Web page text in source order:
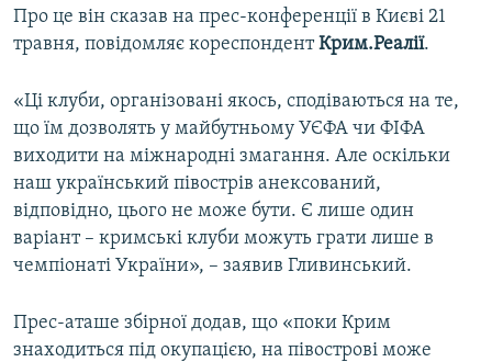
ВІДЕОУРОКИ «ELIFBE»
СВІДЧЕННЯ ОКУПАЦІЇ
УКРАЇНСЬКА ПРОБЛЕМА КРИМУ
ІНФОГРАФІКА
Русский
ДОЛУЧАЙСЯ!
Усі сайти RFE/RL
Про це він сказав на прес-конференції в Києві 21
травня, повідомляє кореспондентКрим.Реалії.
«Ці клуби, організовані якось, сподіваються на те,
що їм дозволять у майбутньому УЄФА чи ФІФА
виходити на міжнародні змагання. Але оскільки
наш український півострів анексований,
відповідно, цього не може бути. Є лише один
варіант – кримські клуби можуть грати лише в
чемпіонаті України», – заявив Гливинський.
Прес-аташе збірної додав, що «поки Крим
знаходиться під окупацією, на півострові може